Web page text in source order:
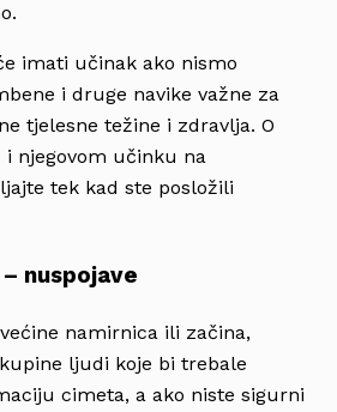
imati učinak ako nismo
i druge navike važne za
tjelesne težine i zdravlja. O
njegovom učinku na
tek kad ste posložili
nuspojave
namirnica ili začina,
ljudi koje bi trebale
cimeta, a ako niste sigurni